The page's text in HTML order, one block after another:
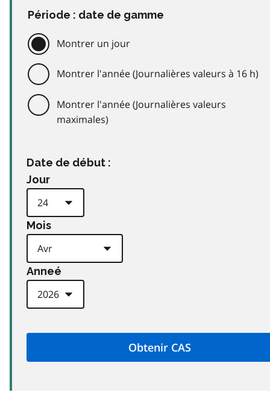
Période : date de gamme
Montrer un jour
Montrer l'année (Journalières valeurs à 16 h)
Montrer l'année (Journalières valeurs
maximales)
Date de début :
Jour
Mois
Anneé